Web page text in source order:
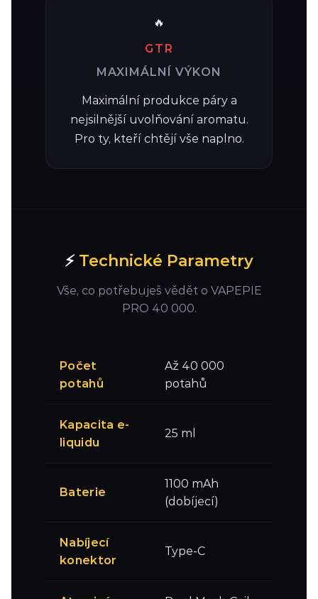
🔥
GTR
MAXIMÁLNÍ VÝKON
Maximální produkce páry a
nejsilnější uvolňování aromatu.
Pro ty, kteří chtějí vše naplno.
⚡ Technické Parametry
Vše, co potřebuješ vědět o VAPEPIE
PRO 40 000.
Počet
potahů
Až 40 000
potahů
Kapacita e-
liquidu
25 ml
Baterie
1100 mAh
(dobíjecí)
Nabíjecí
konektor
Type-C